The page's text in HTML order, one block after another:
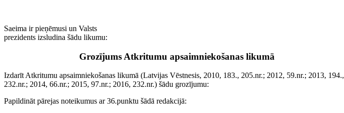
Saeima ir pieņēmusi un Valsts
prezidents izsludina šādu likumu:
Grozījums Atkritumu apsaimniekošanas likumā
Izdarīt Atkritumu apsaimniekošanas likumā (Latvijas Vēstnesis, 2010, 183., 205.nr.; 2012, 59.nr.; 2013, 194.,
232.nr.; 2014, 66.nr.; 2015, 97.nr.; 2016, 232.nr.) šādu grozījumu:
Papildināt pārejas noteikumus ar 36.punktu šādā redakcijā: